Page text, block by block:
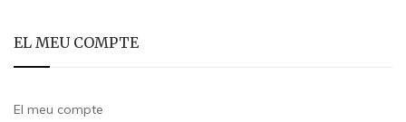
EL MEU COMPTE
El meu compte